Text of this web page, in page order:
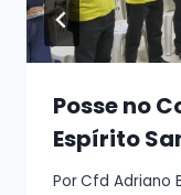
Posse no
Espírito
PorCfd Adriano